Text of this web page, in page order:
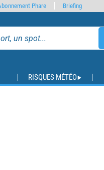
RISQUES MÉTÉO
Phare Briefing